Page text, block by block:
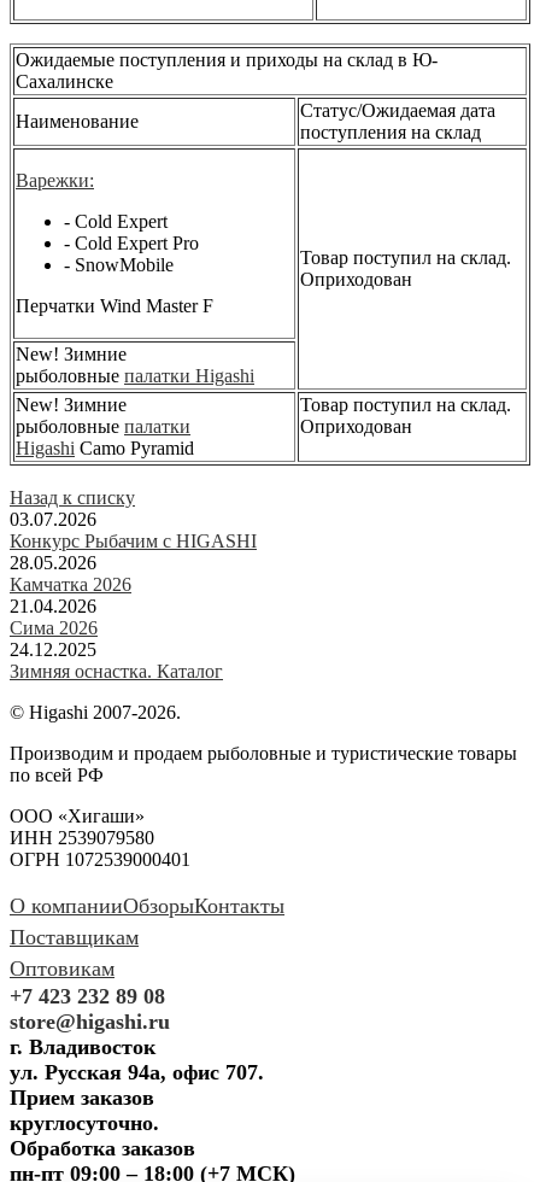
Ожидаемые поступления и приходы на склад в Ю-
Сахалинске
Наименование
Статус/Ожидаемая дата
поступления на склад
Варежки:
- Cold Expert
- Cold Expert Pro
- SnowMobile
Перчатки Wind Master F
Товар поступил на склад.
Оприходован
New! Зимние
рыболовные палатки Higashi
New! Зимние
рыболовные палатки
Higashi Camo Pyramid
Товар поступил на склад.
Оприходован
Назад к списку
03.07.2026
Конкурс Рыбачим с HIGASHI
28.05.2026
Камчатка 2026
21.04.2026
Сима 2026
24.12.2025
Зимняя оснастка. Каталог
© Higashi 2007-2026.
Производим и продаем рыболовные и туристические товары
по всей РФ
ООО «Хигаши»
ИНН 2539079580
ОГРН 1072539000401
О компанииОбзорыКонтакты
Поставщикам
Оптовикам
+7 423 232 89 08
store@higashi.ru
г. Владивосток
ул. Русская 94а, офис 707.
Прием заказов
круглосуточно.
Обработка заказов
пн-пт 09:00 – 18:00 (+7 МСК)